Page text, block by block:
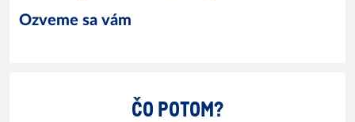
Ozveme sa vám
ČO POTOM?